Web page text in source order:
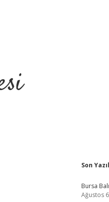
Son
Bursa
Ağustos